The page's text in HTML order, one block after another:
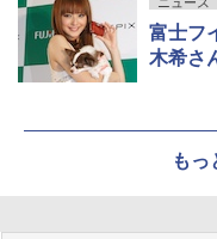
富士フ
木希さ
もっ